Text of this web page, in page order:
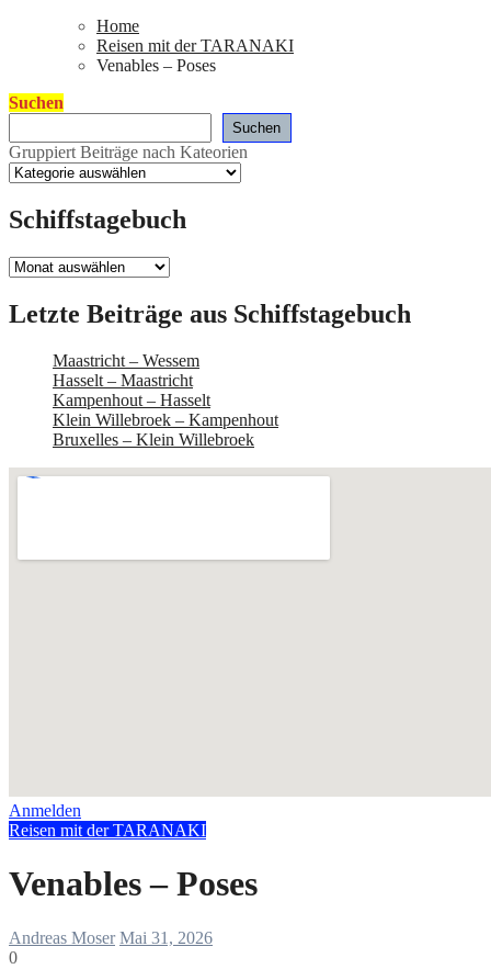
Home
Reisen mit der TARANAKI
Venables – Poses
Suchen
Suchen
Gruppiert Beiträge nach Kateorien
Schiffstagebuch
Schiffstagebuch
Letzte Beiträge aus Schiffstagebuch
Maastricht – Wessem
Hasselt – Maastricht
Kampenhout – Hasselt
Klein Willebroek – Kampenhout
Bruxelles – Klein Willebroek
Anmelden
Reisen mit der TARANAKI
Venables – Poses
Andreas Moser Mai 31, 2026
0